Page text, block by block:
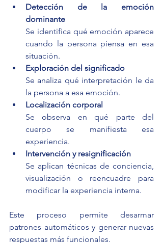
Detección de la emoción
dominante
Se identifica qué emoción aparece
cuando la persona piensa en esa
situación.
Exploración del significado
Se analiza qué interpretación le da
la persona a esa emoción.
Localización corporal
Se observa en qué parte del
cuerpo se manifiesta esa
experiencia.
Intervención y resignificación
Se aplican técnicas de conciencia,
visualización o reencuadre para
modificar la experiencia interna.
Este proceso permite desarmar
patrones automáticos y generar nuevas
respuestas más funcionales.